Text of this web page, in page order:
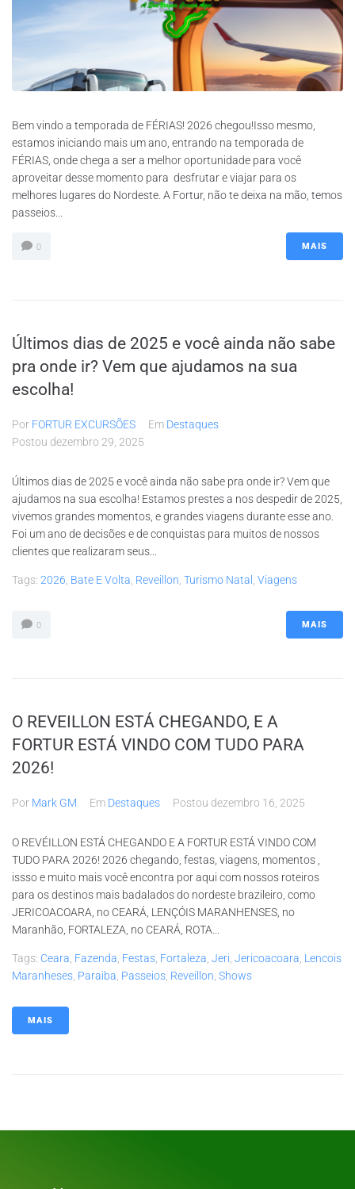
Bem vindo a temporada de FÉRIAS! 2026 chegou!Isso mesmo,
estamos iniciando mais um ano, entrando na temporada de
FÉRIAS, onde chega a ser a melhor oportunidade para você
aproveitar desse momento para desfrutar e viajar para os
melhores lugares do Nordeste. A Fortur, não te deixa na mão, temos
passeios...
0 MAIS
Últimos dias de 2025 e você ainda não sabe
pra onde ir? Vem que ajudamos na sua
escolha!
Por FORTUR EXCURSÕES Em Destaques
Postou dezembro 29, 2025
Últimos dias de 2025 e você ainda não sabe pra onde ir? Vem que
ajudamos na sua escolha! Estamos prestes a nos despedir de 2025,
vivemos grandes momentos, e grandes viagens durante esse ano.
Foi um ano de decisões e de conquistas para muitos de nossos
clientes que realizaram seus...
Tags: 2026 Bate E Volta Reveillon Turismo Natal Viagens
0 MAIS
O REVEILLON ESTÁ CHEGANDO, E A
FORTUR ESTÁ VINDO COM TUDO PARA
2026!
Por Mark GM Em Destaques Postou dezembro 16, 2025
O REVÉILLON ESTÁ CHEGANDO E A FORTUR ESTÁ VINDO COM
TUDO PARA 2026! 2026 chegando, festas, viagens, momentos ,
issso e muito mais você encontra por aqui com nossos roteiros
para os destinos mais badalados do nordeste brazileiro, como
JERICOACOARA, no CEARÁ, LENÇÓIS MARANHENSES, no
Maranhão, FORTALEZA, no CEARÁ, ROTA...
Tags: Ceara Fazenda Festas Fortaleza Jeri Jericoacoara Lencois
Maranheses Paraiba Passeios Reveillon Shows
MAIS